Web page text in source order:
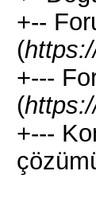
+--
(
+---
(
+---